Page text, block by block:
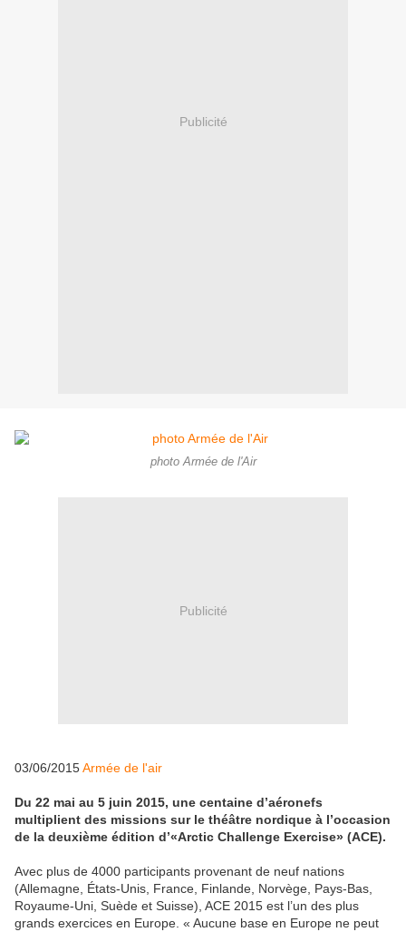
Publicité
photo Armée de l'Air
Publicité
03/06/2015Armée de l'air
Du 22 mai au 5 juin 2015, une centaine d’aéronefs
multiplient des missions sur le théâtre nordique à l’occasion
de la deuxième édition d’«Arctic Challenge Exercise» (ACE).
Avec plus de 4000 participants provenant de neuf nations
(Allemagne, États-Unis, France, Finlande, Norvège, Pays-Bas,
Royaume-Uni, Suède et Suisse), ACE 2015 est l’un des plus
grands exercices en Europe. « Aucune base en Europe ne peut